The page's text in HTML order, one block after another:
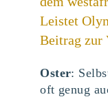
Leistet
Beitrag zur
Oster:
oft genug